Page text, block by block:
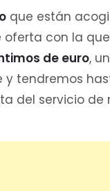
que están
con la
de euro,
tendremos
del servicio de